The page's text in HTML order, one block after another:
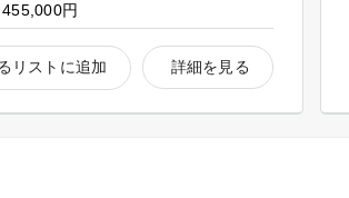
円
詳細を見る
リストに追加